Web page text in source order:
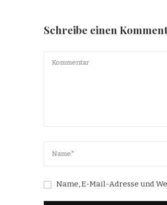
Schreibe einen
Name, E-Mail-Adresse und